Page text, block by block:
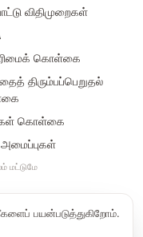
விதிமுறைகள்
கொள்கை
திரும்பப்பெறுதல்
கொள்கை
மட்டுமே
s. r. o.
பயன்படுத்துகிறோம்.